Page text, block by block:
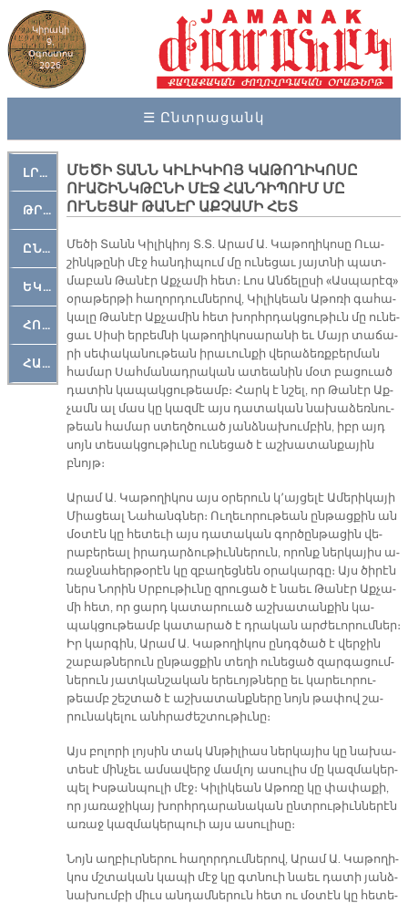
Կիրակի
9,
Օգոստոս
2026
☰ Ընտրացանկ
ԼՐԱՀՈՍ
ԹՐՔԱՀԱՅ ԿԵԱՆՔ
ԸՆԿԵՐԱՄՇԱԿՈՒԹԱՅԻՆ
ԵԿԵՂԵՑԱԿԱՆ
ՀՈԳԵՄՏԱՒՈՐ
ՀԱՐԹԱԿ
ՄԵԾԻ ՏԱՆՆ ԿԻԼԻԿԻՈՅ ԿԱԹՈՂԻԿՈՍԸ
ՈՒԱՇԻՆԿԹԸՆԻ ՄԷՋ ՀԱՆԴԻՊՈՒՄ ՄԸ
ՈՒՆԵՑԱՒ ԹԱՆԷՐ ԱՔՉԱՄԻ ՀԵՏ
Մե­ծի Տանն Կի­լի­կիոյ Տ.Տ. Ա­րամ Ա. Կա­թո­ղի­կո­սը Ո­ւա­
շինկ­թը­նի մէջ հան­դի­պում մը ու­նե­ցաւ յայտ­նի պատ­
մա­բան Թա­նէր Աք­չա­մի հետ։ Լոս Ան­ճե­լը­սի «Աս­պա­րէզ»
օ­րա­թեր­թի հա­ղոր­դում­նե­րով, Կի­լի­կեան Ա­թո­ռի գա­հա­
կա­լը Թա­նէր Աք­չա­մին հետ խորհրդակ­ցու­թիւն մը ու­նե­
ցաւ Սի­սի եր­բեմ­նի կա­թո­ղի­կո­սա­րա­նի եւ Մայր տա­ճա­
րի սե­փա­կա­նու­թեան ի­րա­ւուն­քի վե­րա­ձեռք­բեր­ման
հա­մար Սահ­մա­նադ­րա­կան ա­տեա­նին մօտ բա­ցուած
դա­տին կա­պակ­ցու­թեամբ։ Հարկ է նշել, որ Թա­նէր Աք­
չամն ալ մաս կը կազ­մէ այս դա­տա­կան նա­խա­ձեռ­նու­
թեան հա­մար ստեղ­ծուած յանձ­նա­խում­բին, իբր այդ
սոյն տե­սակ­ցու­թիւ­նը ու­նե­ցած է աշ­խա­տան­քա­յին
բնոյթ։
Ա­րամ Ա. Կա­թո­ղի­կոս այս օ­րե­րուն կ՚այ­ցե­լէ Ա­մե­րի­կա­յի
Միա­ցեալ Նա­հանգ­ներ։ Ու­ղե­ւո­րու­թեան ըն­թաց­քին ան
մօ­տէն կը հե­տե­ւի այս դա­տա­կան գոր­ծըն­թա­ցին վե­
րա­բե­րեալ ի­րա­դար­ձու­թիւն­նե­րուն, ո­րոնք ներ­կա­յիս ա­
ռաջ­նա­հեր­թօ­րէն կը զբա­ղեց­նեն օ­րա­կար­գը։ Այս ծի­րէն
ներս Նո­րին Սրբու­թիւ­նը զրու­ցած է նաեւ Թա­նէր Աք­չա­
մի հետ, որ ցարդ կա­տա­րուած աշ­խա­տան­քին կա­
պակ­ցու­թեամբ կա­տա­րած է դրա­կան ար­ժե­ւո­րում­ներ։
Իր կար­գին, Ա­րամ Ա. Կա­թո­ղի­կոս ընդգ­ծած է վեր­ջին
շա­բաթ­նե­րուն ըն­թաց­քին տե­ղի ու­նե­ցած զար­գա­ցում­
նե­րուն յատ­կան­շա­կան ե­րե­ւոյթ­նե­րը եւ կա­րե­ւո­րու­
թեամբ շեշ­տած է աշ­խա­տանք­նե­րը նոյն թա­փով շա­
րու­նա­կե­լու անհ­րա­ժեշ­տու­թիւ­նը։
Այս բո­լո­րի լոյ­սին տակ Ան­թի­լիաս ներ­կա­յիս կը նա­խա­
տե­սէ մին­չեւ ամ­սա­վերջ մամ­լոյ ա­սու­լիս մը կազ­մա­կեր­
պել Իս­թան­պու­լի մէջ։ Կի­լի­կեան Ա­թո­ռը կը փա­փա­քի,
որ յա­ռա­ջի­կայ խորհր­դա­րա­նա­կան ընտ­րու­թիւն­նե­րէն
ա­ռաջ կազ­մա­կեր­պուի այս ա­սու­լի­սը։
Նոյն աղ­բիւր­նե­րու հա­ղոր­դում­նե­րով, Ա­րամ Ա. Կա­թո­ղի­
կոս մշտա­կան կա­պի մէջ կը գտնուի նաեւ դա­տի յանձ­
նա­խում­բի միւս ան­դամ­նե­րուն հետ ու մօ­տէն կը հե­տե­